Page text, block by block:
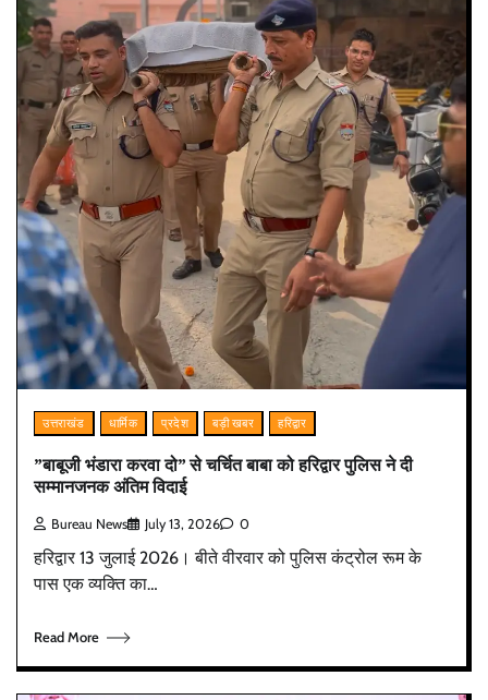
उत्तराखंड धार्मिक प्रदेश बड़ी खबर हरिद्वार
”बाबूजी भंडारा करवा दो” से चर्चित बाबा को हरिद्वार पुलिस ने दी
सम्मानजनक अंतिम विदाई
Bureau News July 13, 2026 0
हरिद्वार 13 जुलाई 2026। बीते वीरवार को पुलिस कंट्रोल रूम के
पास एक व्यक्ति का…
Read More